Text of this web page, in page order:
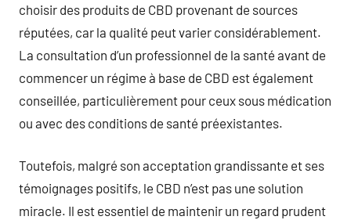
choisir des produits de CBD provenant de sources
réputées, car la qualité peut varier considérablement.
La consultation d’un professionnel de la santé avant de
commencer un régime à base de CBD est également
conseillée, particulièrement pour ceux sous médication
ou avec des conditions de santé préexistantes.
Toutefois, malgré son acceptation grandissante et ses
témoignages positifs, le CBD n’est pas une solution
miracle. Il est essentiel de maintenir un regard prudent